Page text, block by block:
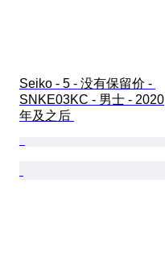
Seiko - 5 - 没有保留价 -
SNKE03KC - 男士 - 2020
年及之后